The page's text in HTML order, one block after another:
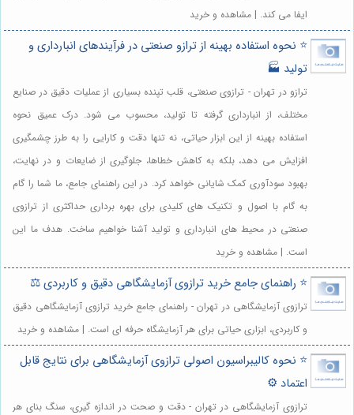
ایفا می کند. | مشاهده و خرید
⭐️ نحوه استفاده بهینه از ترازو صنعتی در فرآیندهای انبارداری و
تولید 🏭
ترازو در تهران - ترازوی صنعتی، قلب تپنده بسیاری از عملیات دقیق در صنایع
مختلف، از انبارداری گرفته تا تولید، محسوب می شود. درک عمیق نحوه
استفاده بهینه از این ابزار حیاتی، نه تنها دقت و کارایی را به طرز چشمگیری
افزایش می دهد، بلکه به کاهش خطاها، جلوگیری از ضایعات و در نهایت،
بهبود سودآوری کمک شایانی خواهد کرد. در این راهنمای جامع، ما شما را گام
به گام با اصول و تکنیک های کلیدی برای بهره برداری حداکثری از ترازوی
صنعتی در محیط های انبارداری و تولید آشنا خواهیم ساخت. هدف ما این
است. | مشاهده و خرید
⭐️ راهنمای جامع خرید ترازوی آزمایشگاهی دقیق و کاربردی ⚖️
ترازوی آزمایشگاهی در تهران - راهنمای جامع خرید ترازوی آزمایشگاهی دقیق
و کاربردی، ابزاری حیاتی برای هر آزمایشگاه حرفه ای است. | مشاهده و خرید
⭐️ نحوه کالیبراسیون اصولی ترازوی آزمایشگاهی برای نتایج قابل
اعتماد ⚙️
ترازوی آزمایشگاهی در تهران - دقت و صحت در اندازه گیری، سنگ بنای هر